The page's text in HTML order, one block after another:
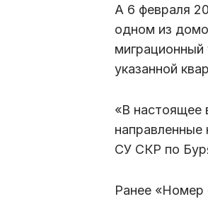
А 6 февраля
одном из
миграционный
указанной
«В настоящее
направленные
СУ СКР по
Ранее «Номер